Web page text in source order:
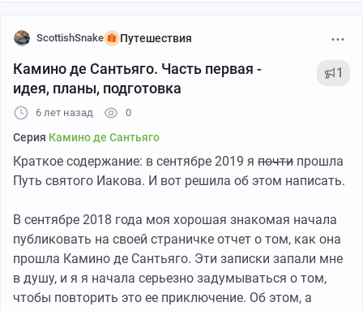
поездки, перед тем, как уехать в командировку. И за 2
положила. Так что дальше у меня всю дорогу были
интересные открытия в стиле "ОМГ, нафига я это
взяла?!"
пользой, зашли в кафедральный собор и купили
паспорта пилигримов), вечером уехали в Порту. В
Путь.
Те, кто начинают Путь в Порту имеют две основные
опции. Исторический маршрут начинается от
кафедрального собора в центре города. И дальше 10
ScottishSnake Путешествия
Камино де Сантьяго. Часть первая -
идея, планы, подготовка
1
6 лет назад 0
Серия Камино де Сантьяго
Краткое содержание: в сентябре 2019 я почти прошла
Путь святого Иакова. И вот решила об этом написать.
В сентябре 2018 года моя хорошая знакомая начала
публиковать на своей страничке отчет о том, как она
прошла Камино де Сантьяго. Эти записки запали мне
в душу, и я я начала серьезно задумываться о том,
чтобы повторить это ее приключение. Об этом, а